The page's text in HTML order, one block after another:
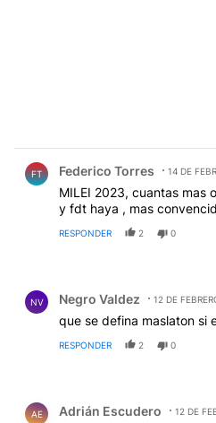
FT Federico Torres 14 DE
MILEI 2023, cuantas mas
y fdt haya , mas
RESPONDER 2 0
NV Negro Valdez 12 DE
que se defina maslaton si
RESPONDER 2 0
AE Adrián Escudero 12 DE